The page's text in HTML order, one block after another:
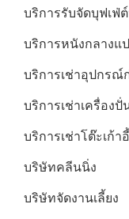
บริการรับจัดบุฟเฟ่
บริการหนังกลางแ
บริการเช่าอุปกรณ์
บริการเช่าเครื่อง
บริการเช่าโต๊ะเก้า
บริษัทคลีนนิ่ง
บริษัทจัดงานเลี้ยง